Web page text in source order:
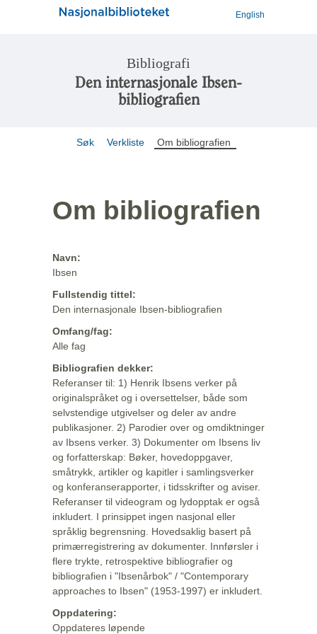
English
Bibliografi
Den internasjonale Ibsen-
bibliografien
Søk Verkliste Om bibliografien
Om bibliografien
Navn:
Ibsen
Fullstendig tittel:
Den internasjonale Ibsen-bibliografien
Omfang/fag:
Alle fag
Bibliografien dekker:
Referanser til: 1) Henrik Ibsens verker på
originalspråket og i oversettelser, både som
selvstendige utgivelser og deler av andre
publikasjoner. 2) Parodier over og omdiktninger
av Ibsens verker. 3) Dokumenter om Ibsens liv
og forfatterskap: Bøker, hovedoppgaver,
småtrykk, artikler og kapitler i samlingsverker
og konferanserapporter, i tidsskrifter og aviser.
Referanser til videogram og lydopptak er også
inkludert. I prinsippet ingen nasjonal eller
språklig begrensning. Hovedsaklig basert på
primærregistrering av dokumenter. Innførsler i
flere trykte, retrospektive bibliografier og
bibliografien i "Ibsenårbok" / "Contemporary
approaches to Ibsen" (1953-1997) er inkludert.
Oppdatering:
Oppdateres løpende